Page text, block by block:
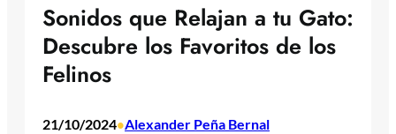
Sonidos que Relajan a tu Gato:
Descubre los Favoritos de los
Felinos
21/10/2024•Alexander Peña Bernal